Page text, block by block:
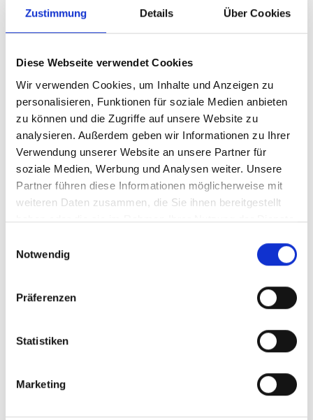
Zustimmung Details Über Cookies
Diese Webseite verwendet Cookies
Wir verwenden Cookies, um Inhalte und Anzeigen zu
personalisieren, Funktionen für soziale Medien anbieten
zu können und die Zugriffe auf unsere Website zu
analysieren. Außerdem geben wir Informationen zu Ihrer
Verwendung unserer Website an unsere Partner für
soziale Medien, Werbung und Analysen weiter. Unsere
Partner führen diese Informationen möglicherweise mit
weiteren Daten zusammen, die Sie ihnen bereitgestellt
haben oder die sie im Rahmen Ihrer Nutzung der Dienste
Notwendig
Präferenzen
Statistiken
Marketing
11/ 2025 | Studie
certificación de H2 renovable y
productos PtX
Spanisch (PDF, 2 MB)
11/ 2025 | Studie
Identificación y análisis de permisos
para el desarrollo de proyectos de H2V
y derivados en Argentina